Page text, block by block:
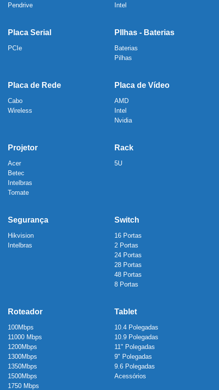
Pendrive
Intel
Placa Serial
PCIe
PIlhas - Baterias
Baterias
Pilhas
Placa de Rede
Cabo
Wireless
Placa de Vídeo
AMD
Intel
Nvidia
Projetor
Acer
Betec
Intelbras
Tomate
Rack
5U
Segurança
Hikvision
Intelbras
Switch
16 Portas
2 Portas
24 Portas
28 Portas
48 Portas
8 Portas
Roteador
100Mbps
11000 Mbps
1200Mbps
1300Mbps
1350Mbps
1500Mbps
1750 Mbps
Tablet
10.4 Polegadas
10.9 Polegadas
11" Polegadas
9" Polegadas
9.6 Polegadas
Acessórios